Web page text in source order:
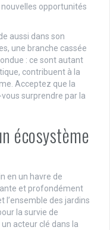
opportunités
aussi dans son
une branche cassée
: ce sont autant
contribuent à la
Acceptez que la
surprendre par la
écosystème
en un havre de
et profondément
l’ensemble des jardins
la survie de
acteur clé dans la